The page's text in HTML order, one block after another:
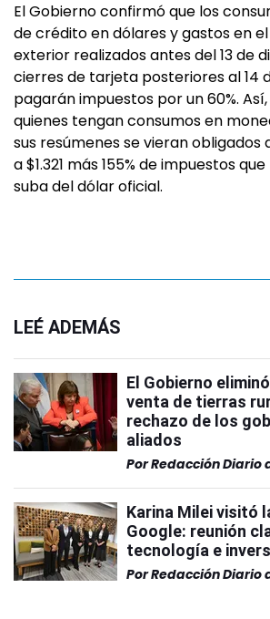
El Gobierno confirmó que los
de crédito en dólares y gastos en el
exterior realizados antes del 13 de
cierres de tarjeta posteriores al 14
pagarán impuestos por un 60%.
quienes tengan consumos en
sus resúmenes se vieran obligados
a $1.321 más 155% de impuestos
suba del dólar oficial.
LEÉ ADEMÁS
El Gobierno
venta de tierras
rechazo de los
aliados
PorRedacción Diario
Karina Milei visitó
Google: reunión
tecnología e
PorRedacción Diario